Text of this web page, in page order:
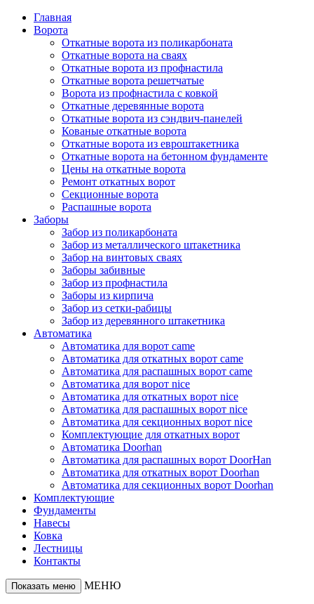
Главная
Ворота
Откатные ворота из поликарбоната
Откатные ворота на сваях
Откатные ворота из профнастила
Откатные ворота решетчатые
Ворота из профнастила с ковкой
Откатные деревянные ворота
Откатные ворота из сэндвич-панелей
Кованые откатные ворота
Откатные ворота из евроштакетника
Откатные ворота на бетонном фундаменте
Цены на откатные ворота
Ремонт откатных ворот
Секционные ворота
Распашные ворота
Заборы
Забор из поликарбоната
Забор из металлического штакетника
Забор на винтовых сваях
Заборы забивные
Забор из профнастила
Заборы из кирпича
Забор из сетки-рабицы
Забор из деревянного штакетника
Автоматика
Автоматика для ворот came
Автоматика для откатных ворот came
Автоматика для распашных ворот came
Автоматика для ворот nice
Автоматика для откатных ворот nice
Автоматика для распашных ворот nice
Автоматика для секционных ворот nice
Комплектующие для откатных ворот
Автоматика Doorhan
Автоматика для распашных ворот DoorHan
Автоматика для откатных ворот Doorhan
Автоматика для секционных ворот Doorhan
Комплектующие
Фундаменты
Навесы
Ковка
Лестницы
Контакты
Показать меню МЕНЮ